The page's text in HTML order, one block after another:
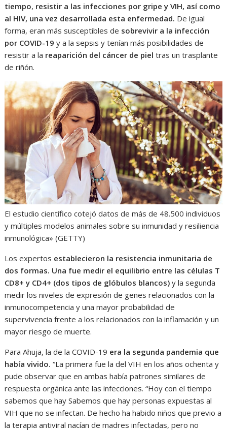
tiempo, resistir a las infecciones por gripe y VIH, así como
al HIV, una vez desarrollada esta enfermedad. De igual
forma, eran más susceptibles de sobrevivir a la infección
por COVID-19y a la sepsis y tenían más posibilidades de
resistir a la reaparición del cáncer de piel tras un trasplante
de riñón.
El estudio científico cotejó datos de más de 48.500 individuos
y múltiples modelos animales sobre su inmunidad y resiliencia
inmunológica» (GETTY)
Los expertos establecieron la resistencia inmunitaria de
dos formas. Una fue medir el equilibrio entre las células T
CD8+ y CD4+ (dos tipos de glóbulos blancos)y la segunda
medir los niveles de expresión de genes relacionados con la
inmunocompetencia y una mayor probabilidad de
supervivencia frente a los relacionados con la inflamación y un
mayor riesgo de muerte.
Para Ahuja, la de la COVID-19 era la segunda pandemia que
había vivido.“La primera fue la del VIH en los años ochenta y
pude observar que en ambas había patrones similares de
respuesta orgánica ante las infecciones. “Hoy con el tiempo
sabemos que hay Sabemos que hay personas expuestas al
VIH que no se infectan. De hecho ha habido niños que previo a
la terapia antiviral nacían de madres infectadas, pero no